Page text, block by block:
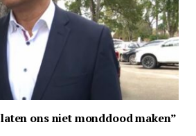
ons niet monddood maken”